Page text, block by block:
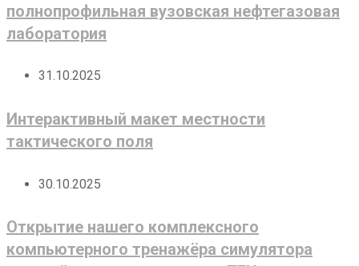
полнопрофильная вузовская нефтегазовая
лаборатория
31.10.2025
Интерактивный макет местности
тактического поля
30.10.2025
Открытие нашего комплексного
компьютерного тренажёра симулятора